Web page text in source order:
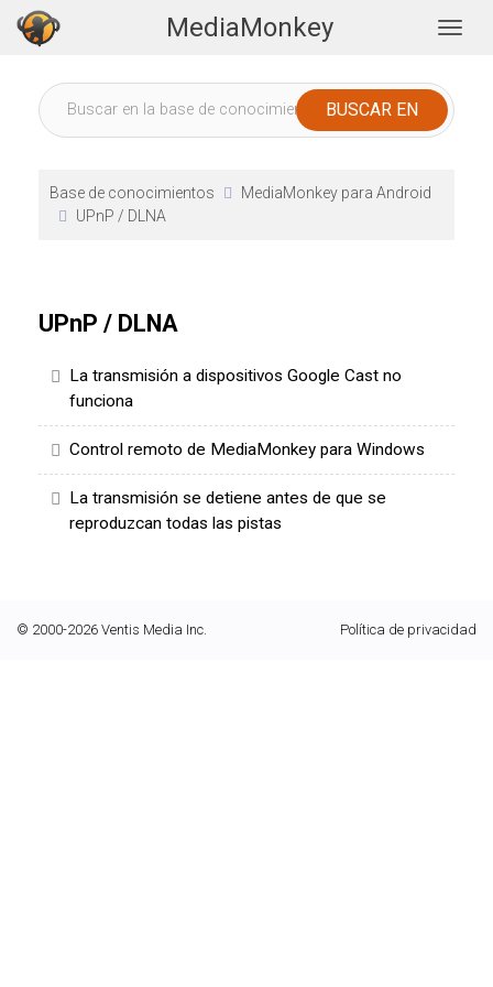
MediaMonkey
Base de conocimientos
MediaMonkey para Android
UPnP / DLNA
UPnP / DLNA
La transmisión a dispositivos Google Cast no
funciona
Control remoto de MediaMonkey para Windows
La transmisión se detiene antes de que se
reproduzcan todas las pistas
© 2000-2026 Ventis Media Inc. Política de privacidad